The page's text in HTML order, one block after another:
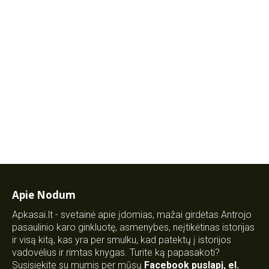
Apie Nodum
Apkasai.lt - svetainė apie įdomias, mažai girdėtas Antrojo
pasaulinio karo ginkluotę, asmenybes, neįtikėtinas istorijas
ir visą kitą, kas yra per smulku, kad patektų į istorijos
vadovėlius ir rimtas knygas. Turite ką papasakoti?
Susisiekite su mumis per mūsų Facebook puslapį, el.